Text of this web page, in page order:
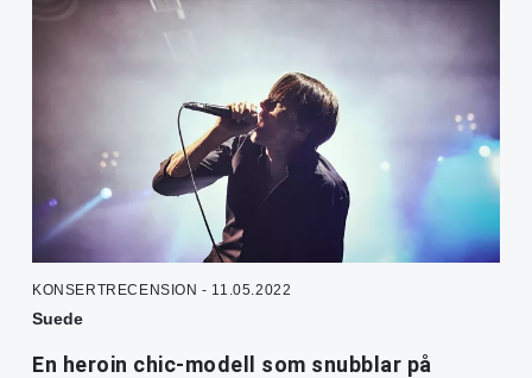
KONSERTRECENSION - 11.05.2022
Suede
En heroin chic-modell som snubblar på